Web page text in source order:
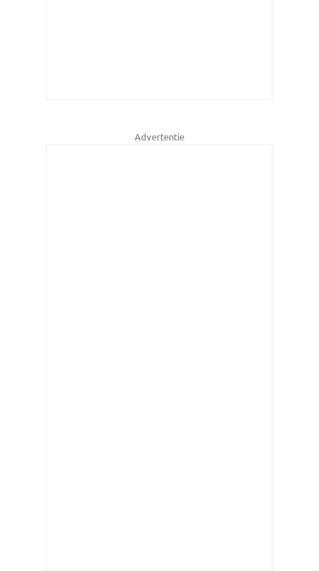
Advertentie